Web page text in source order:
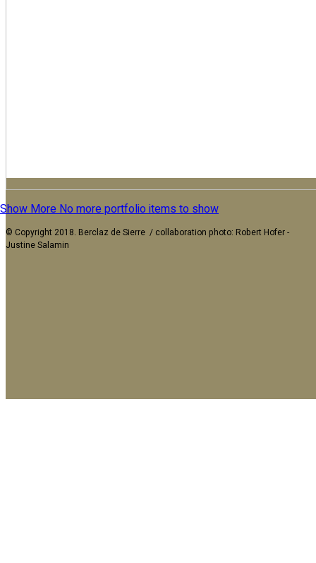
Show MoreNo more portfolio items to show
© Copyright 2018. Berclaz de Sierre / collaboration photo: Robert Hofer -
Justine Salamin